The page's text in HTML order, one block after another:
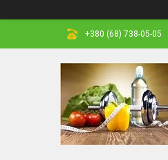
+380 (68) 738-05-05